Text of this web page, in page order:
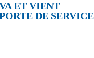
ET VIENT
DE SERVICE